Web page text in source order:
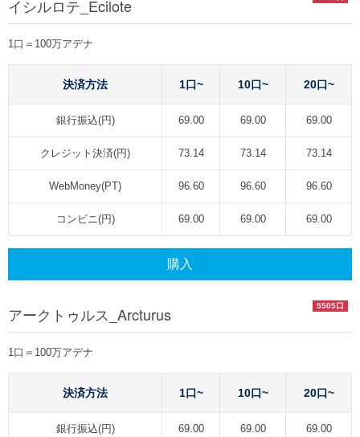
イシルロテ_Ecilote
1口＝100万アデナ
決済方法 1口~ 10口~ 20口~
銀行振込(円) 69.00 69.00 69.00
クレジット決済(円) 73.14 73.14 73.14
WebMoney(PT) 96.60 96.60 96.60
コンビニ(円) 69.00 69.00 69.00
購入
5505口
アークトゥルス_Arcturus
1口＝100万アデナ
決済方法 1口~ 10口~ 20口~
銀行振込(円) 69.00 69.00 69.00